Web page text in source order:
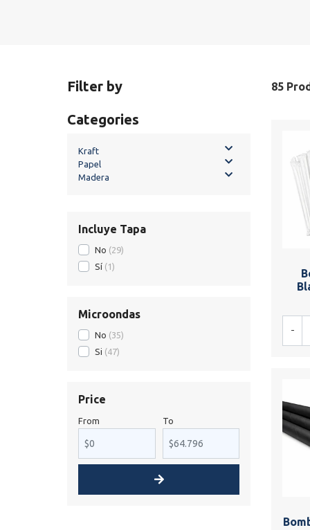
Filter by
Categories
Kraft
Papel
Madera
Incluye Tapa
No
29
Sí
1
Microondas
No
35
Si
47
Price
From To
85
-